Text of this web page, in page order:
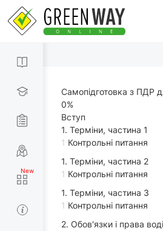
Самопідготовка з ПДР
0%
Вступ
1. Терміни, частина 1
1 Контрольні питання
1. Терміни, частина 2
1 Контрольні питання
1. Терміни, частина 3
1 Контрольні питання
2. Обов'язки і права